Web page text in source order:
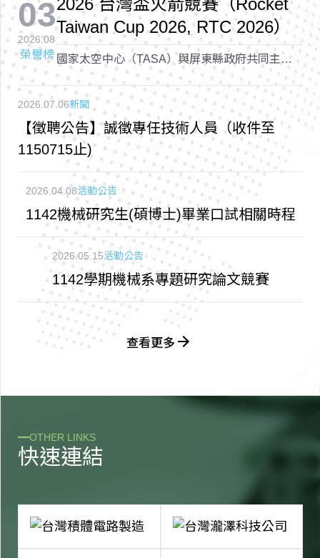
03
2026.08
榮譽榜
2026 台灣盃火箭競賽（Rocket
Taiwan Cup 2026, RTC 2026）
國家太空中心（TASA）與屏東縣政府共同主辦
的「2026 台灣盃火箭競賽（Rocket Taiwan Cup
2026, RTC 2026）
2026.07.06新聞
【徵聘公告】誠徵專任技術人員（收件至
1150715止)
2026.04.08活動公告
1142機械研究生(碩博士)畢業口試相關時程
2026.05.15活動公告
1142學期機械系專題研究論文競賽
查看更多
OTHER LINKS
快速連結